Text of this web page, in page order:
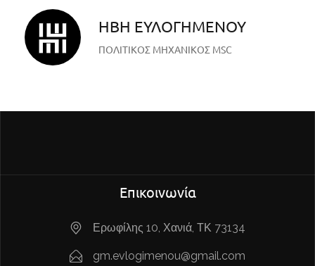
ΗΒΗ ΕΥΛΟΓΗΜΕΝΟΥ
ΠΟΛΙΤΙΚΌΣ ΜΗΧΑΝΙΚΌΣ MSC
Επικοινωνία
Ερωφίλης 10, Χανιά, ΤΚ 73134
gm.evlogimenou@gmail.com